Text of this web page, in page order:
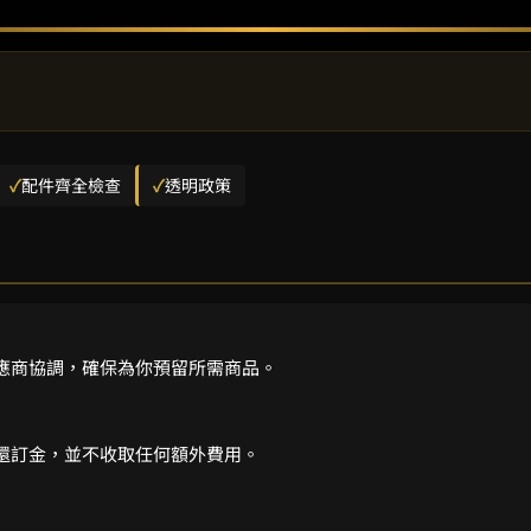
✓配件齊全檢查 ✓透明政策
協調，確保為你預留所需商品。
金，並不收取任何額外費用。